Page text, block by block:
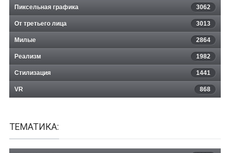
Пиксельная графика 3062
От третьего лица 3013
Милые 2864
Реализм 1982
Стилизация 1441
VR 868
ТЕМАТИКА: